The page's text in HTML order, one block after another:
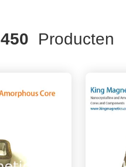
450 Producten